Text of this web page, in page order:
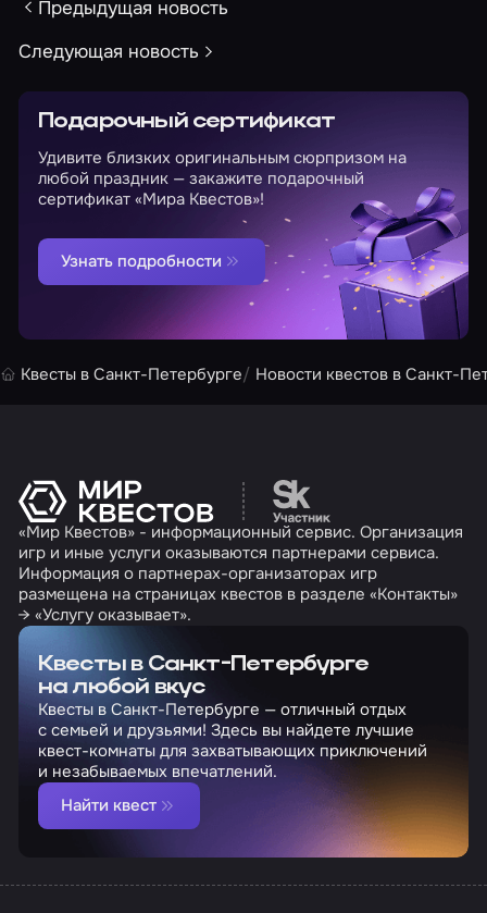
Предыдущая новость
Следующая новость
Подарочный сертификат
Удивите близких оригинальным сюрпризом на
любой праздник — закажите подарочный
сертификат «Мира Квестов»!
Узнать подробности
Квесты в Санкт-Петербурге Новости квестов в Санкт-
Перейти на сайт
«Мир Квестов» - информационный сервис. Организация
игр и иные услуги оказываются партнерами сервиса.
Информация о партнерах-организаторах игр
размещена на страницах квестов в разделе «Контакты»
→ «Услугу оказывает».
Квесты в Санкт-Петербурге
на любой вкус
Квесты в Санкт-Петербурге — отличный отдых
с семьей и друзьями! Здесь вы найдете лучшие
квест-комнаты для захватывающих приключений
и незабываемых впечатлений.
Найти квест